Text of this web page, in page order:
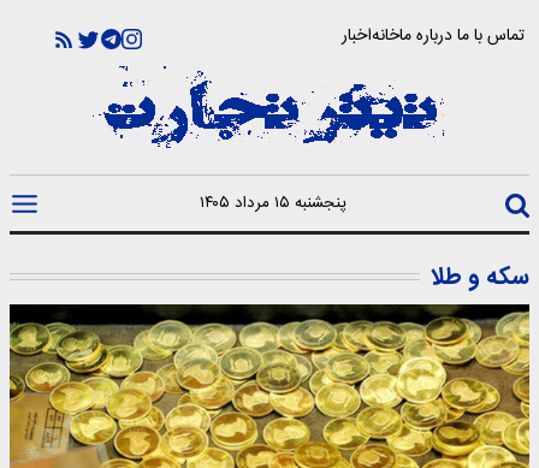
تماس با مادرباره ماخانهاخبار
پنجشنبه ۱۵ مرداد ۱۴۰۵
سکه و طلا